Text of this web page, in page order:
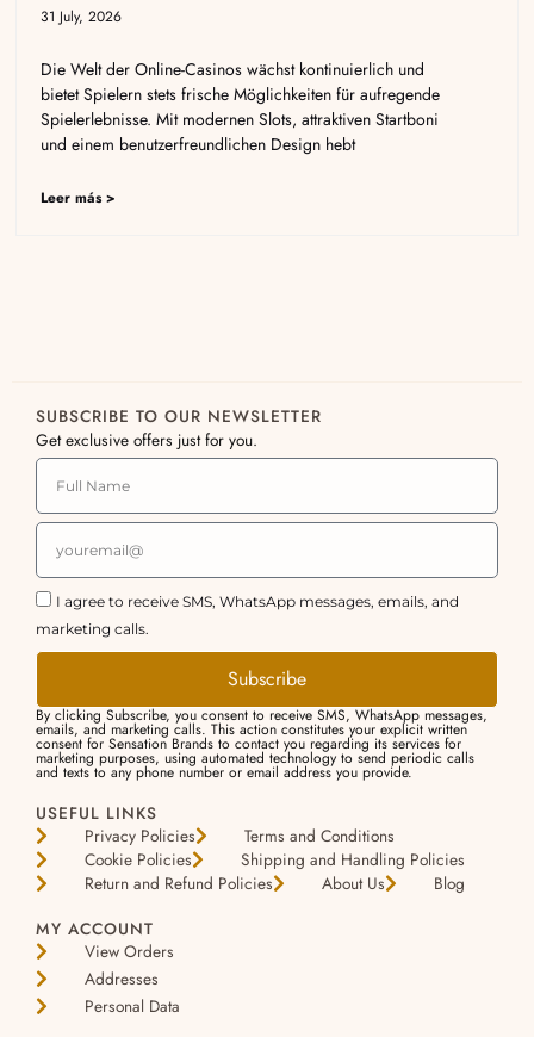
31 July, 2026
Die Welt der Online-Casinos wächst kontinuierlich und
bietet Spielern stets frische Möglichkeiten für aufregende
Spielerlebnisse. Mit modernen Slots, attraktiven Startboni
und einem benutzerfreundlichen Design hebt
Leer más >
SUBSCRIBE TO OUR NEWSLETTER
Get exclusive offers just for you.
I agree to receive SMS, WhatsApp messages, emails, and
marketing calls.
Subscribe
By clicking Subscribe, you consent to receive SMS, WhatsApp messages,
emails, and marketing calls. This action constitutes your explicit written
consent for Sensation Brands to contact you regarding its services for
marketing purposes, using automated technology to send periodic calls
and texts to any phone number or email address you provide.
USEFUL LINKS
Privacy Policies
Terms and Conditions
Cookie Policies
Shipping and Handling Policies
Return and Refund Policies
About Us
Blog
MY ACCOUNT
View Orders
Addresses
Personal Data